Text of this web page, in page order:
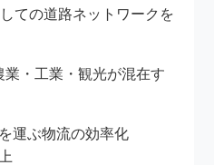
ての道路ネットワークを
・工業・観光が混在す
運ぶ物流の効率化